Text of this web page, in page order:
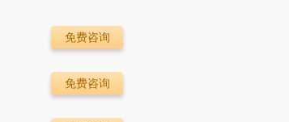
免费咨询
免费咨询